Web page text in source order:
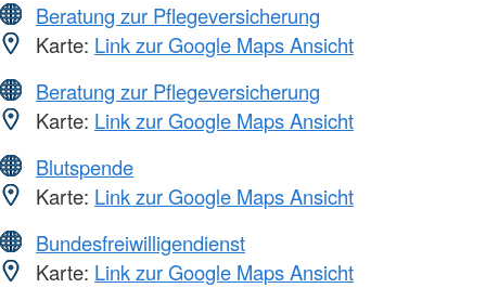
Beratung zur Pflegeversicherung
Karte: Link zur Google Maps Ansicht
Beratung zur Pflegeversicherung
Karte: Link zur Google Maps Ansicht
Blutspende
Karte: Link zur Google Maps Ansicht
Bundesfreiwilligendienst
Karte: Link zur Google Maps Ansicht